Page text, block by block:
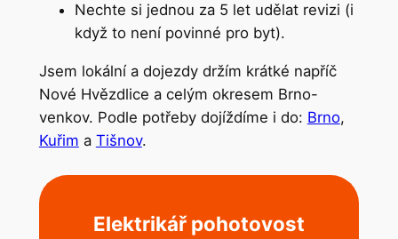
Nechte si jednou za 5 let udělat revizi (i
když to není povinné pro byt).
Jsem lokální a dojezdy držím krátké napříč
Nové Hvězdlice a celým okresem Brno-
venkov. Podle potřeby dojíždíme i do: Brno,
Kuřim a Tišnov.
Elektrikář pohotovost